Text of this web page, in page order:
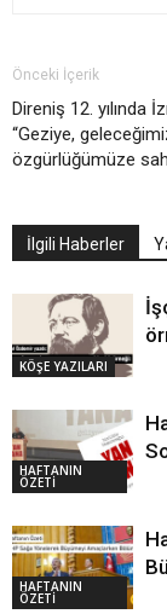
Önceki İçerik
Direniş 12. yılında
“Geziye,
özgürlüğümüze
İlgili Haberler
KÖŞE YAZILARI
HAFTANIN
ÖZETİ
HAFTANIN
ÖZETİ